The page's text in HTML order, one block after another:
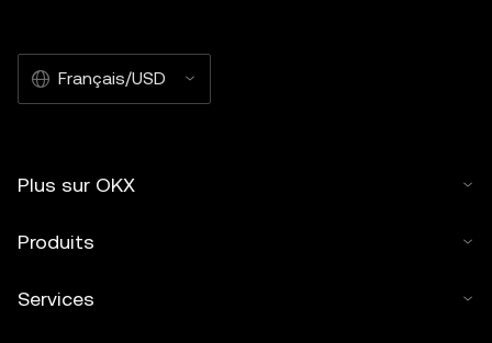
Français/USD
Plus sur OKX
Produits
Services